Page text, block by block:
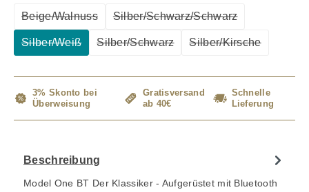
Beige/Walnuss Silber/Schwarz/Schwarz
Silber/Weiß Silber/Schwarz Silber/Kirsche
3% Skonto bei
Überweisung
Gratisversand
ab 40€
Schnelle
Lieferung
Beschreibung
Model One BT Der Klassiker - Aufgerüstet mit Bluetooth